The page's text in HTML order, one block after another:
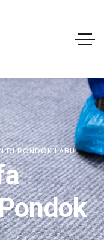
DI PONDOK LABU